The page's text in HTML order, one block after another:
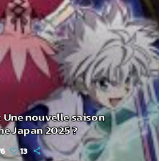
nouvelle saison
Japan 2025 ?
13